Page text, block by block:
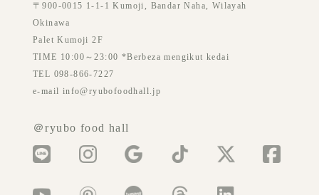
〒900-0015 1-1-1 Kumoji, Bandar Naha, Wilayah
Okinawa
Palet Kumoji 2F
TIME 10:00～23:00 *Berbeza mengikut kedai
TEL 098-866-7227
e-mail info@ryubofoodhall.jp
＠ryubo food hall